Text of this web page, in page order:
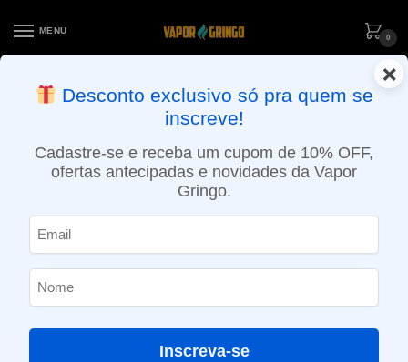
MENU
0
ENTREGA NO MESMO DIA EM SÃO PAULO (SEG A SEX): PEDIDOS
APROVADOS ATÉ 15:30 VIA MOTOBOY
×
Desconto exclusivo só pra quem se
inscreve!
Cadastre-se e receba um cupom de 10% OFF,
ofertas antecipadas e novidades da Vapor
Gringo.
Inscreva-se